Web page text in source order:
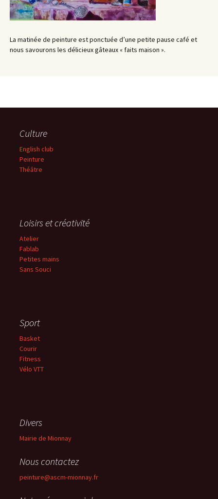
La matinée de peinture est ponctuée d’une petite pause café et
nous savourons les délicieux gâteaux « faits maison ».
Culture
English club
Peinture
Théâtre
Loisirs et créativité
Atelier
Fablab
Petites mains
Sans Souci
Sport
Basket
Courir
Fitness
Vélo VTT
Divers
Mairie de Mionnay
Nous contactez
peinture@ascm-mionnay.fr